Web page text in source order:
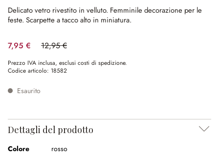
Delicato vetro rivestito in velluto. Femminile decorazione per le
feste. Scarpette a tacco alto in miniatura.
7,95 € 12,95 €
(risparmio 38.61%)
Prezzo IVA inclusa, esclusi costi di spedizione.
Codice articolo: 18582
Esaurito
Dettagli del prodotto
Colore
rosso